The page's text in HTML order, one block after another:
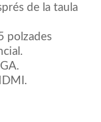
de la taula
polzades